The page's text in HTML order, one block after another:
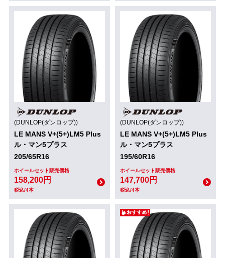
(DUNLOP(ダンロップ))
LE MANS V+(5+)LM5 Plus
ル・マン5プラス
205/65R16
ホイールセット販売価格
158,200円
税込/4本
(DUNLOP(ダンロップ))
LE MANS V+(5+)LM5 Plus
ル・マン5プラス
195/60R16
ホイールセット販売価格
147,700円
税込/4本